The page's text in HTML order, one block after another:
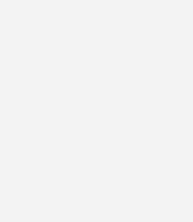
Oberschule und